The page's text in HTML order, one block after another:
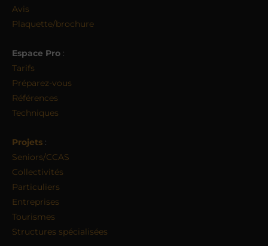
Avis
Plaquette/brochure
Espace Pro :
Tarifs
Préparez-vous
Références
Techniques
Projets :
Seniors/CCAS
Collectivités
Particuliers
Entreprises
Tourismes
Structures spécialisées